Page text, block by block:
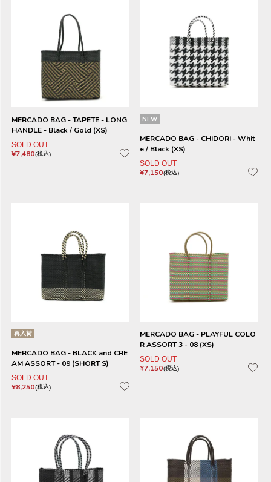
MERCADO BAG - TAPETE - LONG
HANDLE - Black / Gold (XS)
SOLD OUT
¥7,480 税込
NEW
MERCADO BAG - CHIDORI - Whit
e / Black (XS)
SOLD OUT
¥7,150 税込
再入荷
MERCADO BAG - BLACK and CRE
AM ASSORT - 09 (SHORT S)
SOLD OUT
¥8,250 税込
MERCADO BAG - PLAYFUL COLO
R ASSORT 3 - 08 (XS)
SOLD OUT
¥7,150 税込